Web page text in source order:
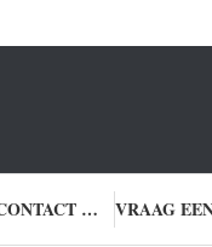
NEEM CONTACT MET ONS OP